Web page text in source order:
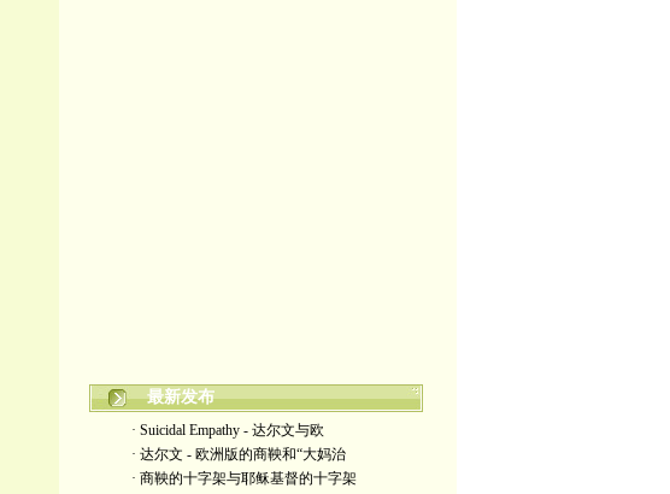
最新发布
· Suicidal Empathy - 达尔文与欧
· 达尔文 - 欧洲版的商鞅和“大妈治
· 商鞅的十字架与耶稣基督的十字架